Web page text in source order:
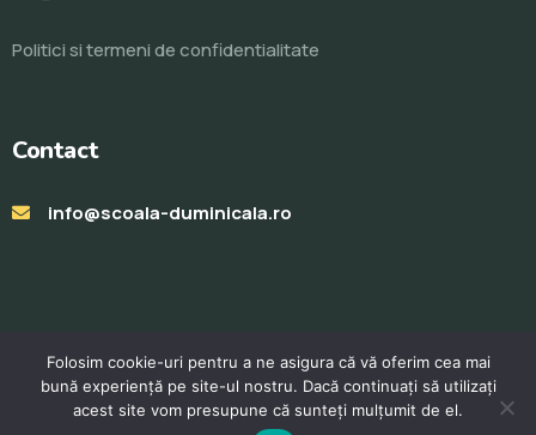
Politici si termeni de confidentialitate
Contact
info@scoala-duminicala.ro
Folosim cookie-uri pentru a ne asigura că vă oferim cea mai
bună experiență pe site-ul nostru. Dacă continuați să utilizați
acest site vom presupune că sunteți mulțumit de el.